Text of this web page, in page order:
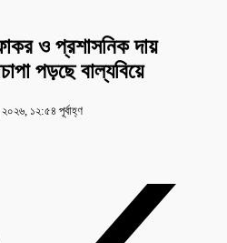
ও প্রশাসনিক দায়
পড়ছে বাল্যবিয়ে
১২:৫৪ পূর্বাহ্ণ